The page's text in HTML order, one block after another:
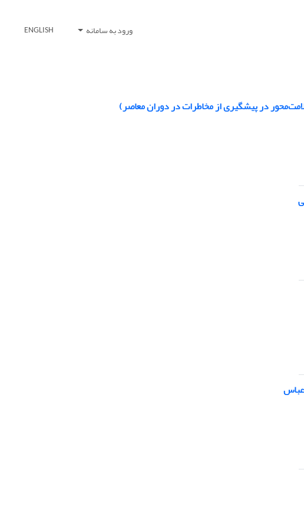
ورود به سامانه ENGLISH
در پیشگیری از مخاطرات در دوران معاصر)